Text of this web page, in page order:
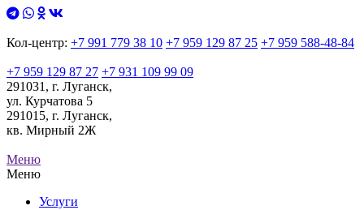
Кол-центр: +7 991 779 38 10 +7 959 129 87 25 +7 959 588-48-84
+7 959 129 87 27 +7 931 109 99 09
291031, г. Луганск,
ул. Курчатова 5
291015, г. Луганск,
кв. Мирный 2Ж
Меню
Меню
Услуги